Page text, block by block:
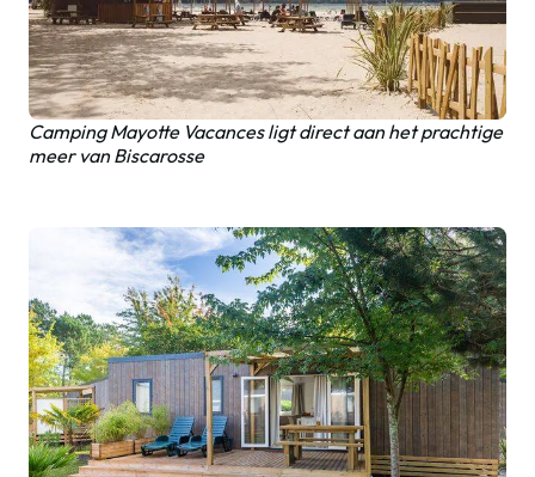
Camping Mayotte Vacances ligt direct aan het prachtige
meer van Biscarosse